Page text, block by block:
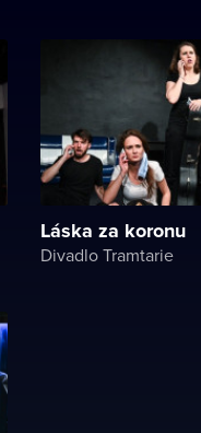
Láska za koronu
Divadlo Tramtarie